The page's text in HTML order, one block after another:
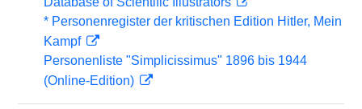
* Personenregister der kritischen Edition Hitler, Mein
Kampf
Personenliste "Simplicissimus" 1896 bis 1944
(Online-Edition)